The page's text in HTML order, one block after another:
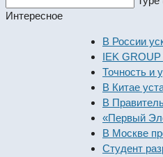
this
Интересное
В России
IEK GROUP
Точность и
В Китае
В
«Первый
В Москве
Студент